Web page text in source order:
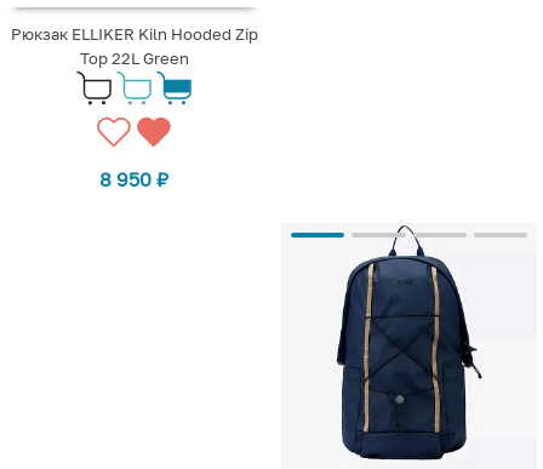
Рюкзак ELLIKER Kiln Hooded Zip
Top 22L Green
8 950 ₽